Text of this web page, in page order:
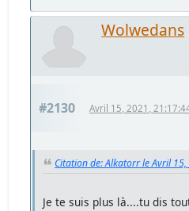
Wolwedans
#2130 Avril 15, 2021,
Citation de: Alkatorr le Avril
Je te suis plus là....tu dis